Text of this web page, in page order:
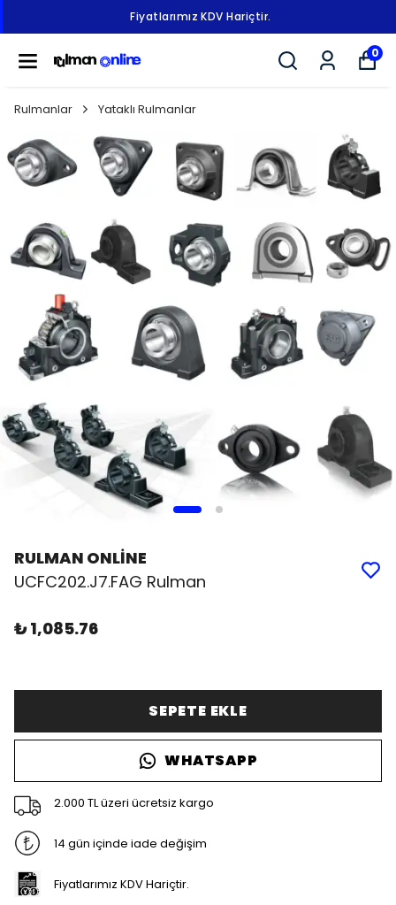
Fiyatlarımız KDV Hariçtir.
0
Rulmanlar Yataklı Rulmanlar
RULMAN ONLİNE
UCFC202.J7.FAG Rulman
₺ 1,085.76
SEPETE EKLE
WHATSAPP
2.000 TL üzeri ücretsiz kargo
14 gün içinde iade değişim
Fiyatlarımız KDV Hariçtir.